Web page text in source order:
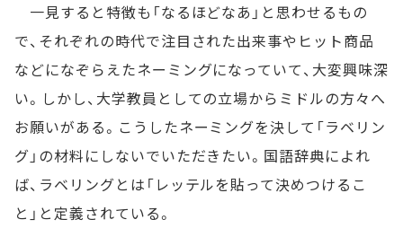
一見すると特徴も「なるほどなあ」と思わせるもの
で、それぞれの時代で注目された出来事やヒット商品
などになぞらえたネーミングになっていて、大変興味深
い。しかし、大学教員としての立場からミドルの方々へ
お願いがある。こうしたネーミングを決して「ラベリン
グ」の材料にしないでいただきたい。国語辞典によれ
ば、ラベリングとは「レッテルを貼って決めつけるこ
と」と定義されている。